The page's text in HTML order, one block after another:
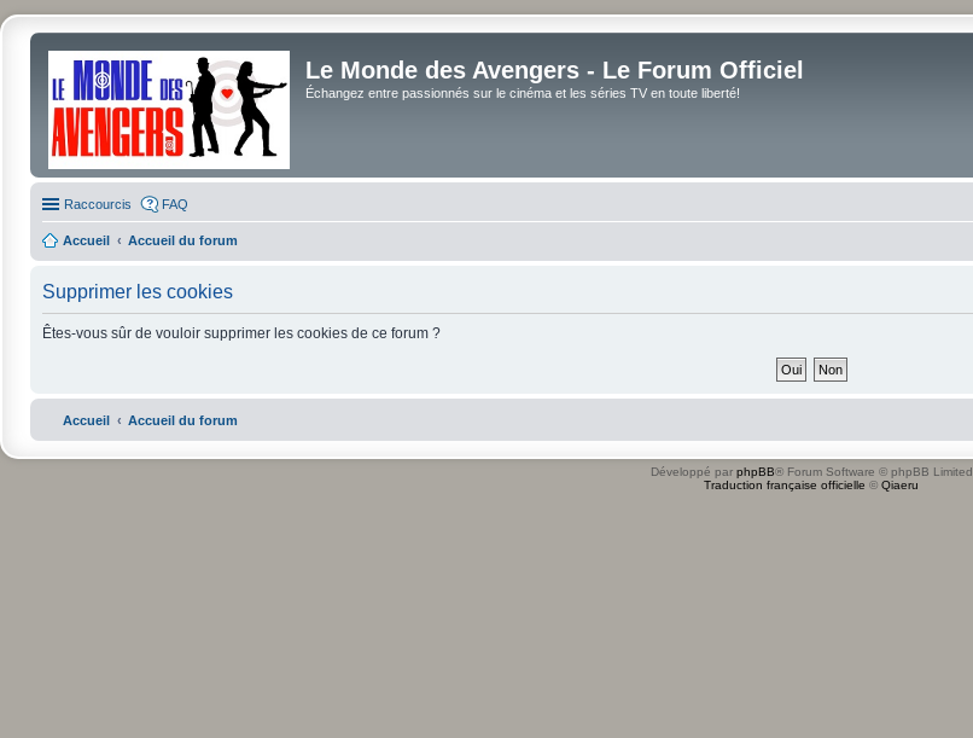
Le Monde des Avengers - Le Forum Officiel
Échangez entre passionnés sur le cinéma et les séries TV en toute liberté!
Raccourcis FAQ
Accueil Accueil du forum
Supprimer les cookies
Êtes-vous sûr de vouloir supprimer les cookies de ce forum ?
Accueil Accueil du forum
Développé par phpBB® Forum Software © phpBB Limited
Traduction française officielle © Qiaeru